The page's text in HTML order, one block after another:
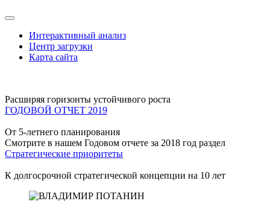
Интерактивный анализ
Центр загрузки
Карта сайта
Расширяя горизонты устойчивого роста
ГОДОВОЙ ОТЧЕТ 2019
От 5-летнего планирования
Смотрите в нашем Годовом отчете за 2018 год раздел
Стратегические приоритеты
К долгосрочной стратегической концепции на 10 лет